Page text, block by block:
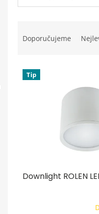
a
n
Doporučujeme
V Tip
Downlight ROLEN